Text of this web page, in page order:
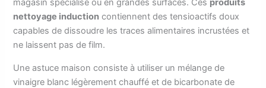
magasin spécialisé ou en grandes surfaces. Ces produits
nettoyage induction contiennent des tensioactifs doux
capables de dissoudre les traces alimentaires incrustées et
ne laissent pas de film.
Une astuce maison consiste à utiliser un mélange de
vinaigre blanc légèrement chauffé et de bicarbonate de